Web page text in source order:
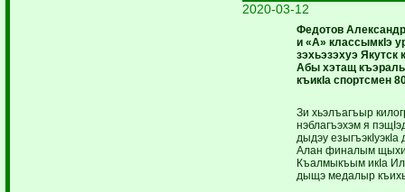
2020-03-12
Федотов
и «А» классымкIэ
зэхьэзэхуэ
Абы хэтащ
къикIа спортсмен
Зи хьэлъагъыр
нэблагъэхэм я
дыдэу езыгъэкIуэкIа
Алан финалым
Къалмыкъым икIа
дыщэ медалыр